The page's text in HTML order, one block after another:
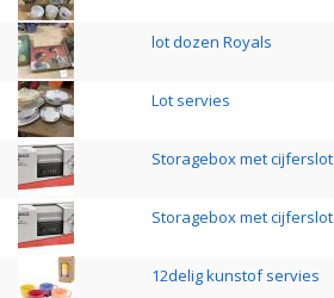
lot dozen Royals
Lot servies
Storagebox met cijferslot
Storagebox met cijferslot
12delig kunstof servies